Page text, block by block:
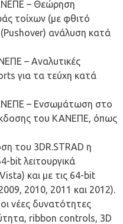
– Θεώρηση
τοίχων (με φθιτό
ανάλυση κατά
– Αναλυτικές
για τα τεύχη κατά
– Ενσωμάτωση στο
του ΚΑΝΕΠΕ, όπως
του 3DR.STRAD η
bit λειτουργικά
και με τις 64-bit
2010, 2011 και 2012).
νέες δυνατότητες
ribbon controls, 3D